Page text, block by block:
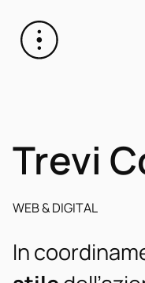
Trevi
WEB & DIGITAL
In